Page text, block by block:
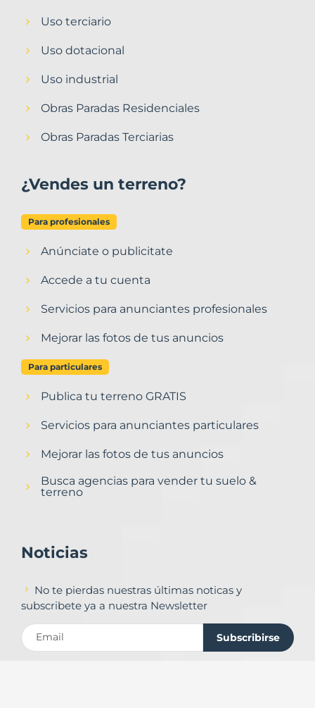
Uso terciario
Uso dotacional
Uso industrial
Obras Paradas Residenciales
Obras Paradas Terciarias
¿Vendes un terreno?
Para profesionales
Anúnciate o publicitate
Accede a tu cuenta
Servicios para anunciantes profesionales
Mejorar las fotos de tus anuncios
Para particulares
Publica tu terreno GRATIS
Servicios para anunciantes particulares
Mejorar las fotos de tus anuncios
Busca agencias para vender tu suelo &
terreno
Noticias
No te pierdas nuestras últimas noticas y
subscribete ya a nuestra Newsletter
Subscribirse